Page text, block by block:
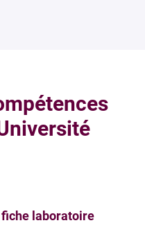
laboratoire